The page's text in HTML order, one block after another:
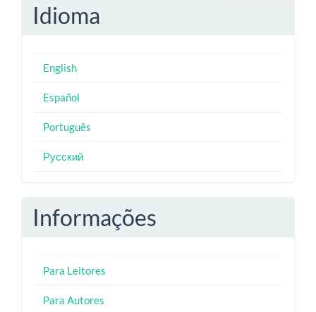
Idioma
English
Español
Português
Русский
Informações
Para Leitores
Para Autores